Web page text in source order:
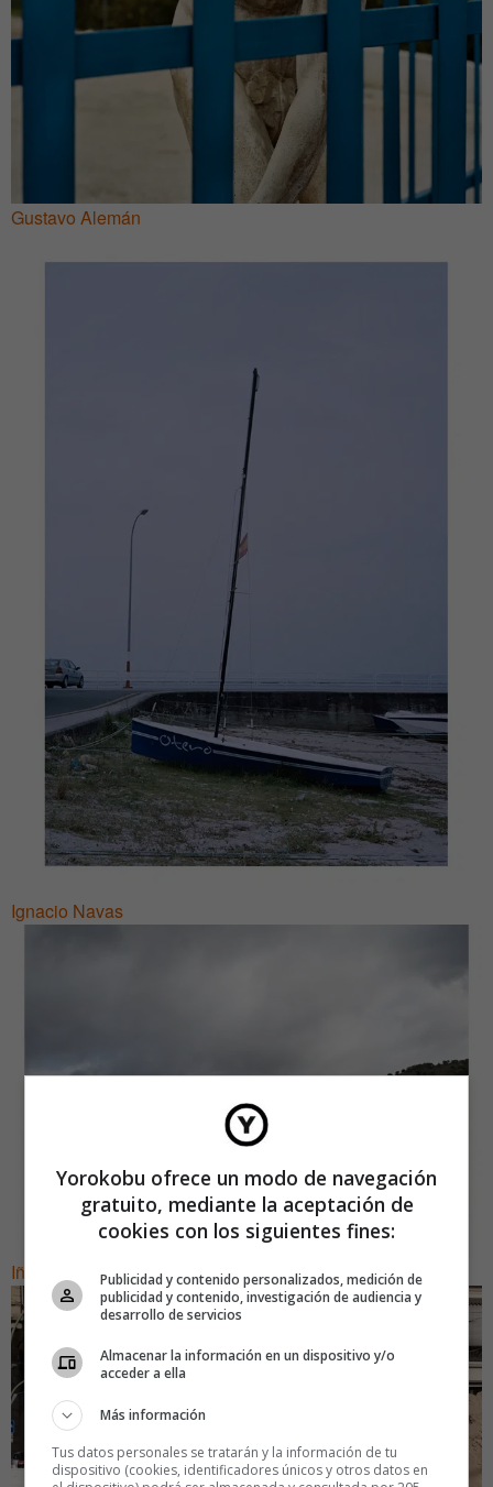
Gustavo Alemán
Ignacio Navas
Iñigo Beristain
Yorokobu ofrece un modo de navegación
gratuito, mediante la aceptación de
cookies con los siguientes fines:
Publicidad y contenido personalizados, medición de
publicidad y contenido, investigación de audiencia y
desarrollo de servicios
Almacenar la información en un dispositivo y/o
acceder a ella
Más información
Tus datos personales se tratarán y la información de tu
dispositivo (cookies, identificadores únicos y otros datos en